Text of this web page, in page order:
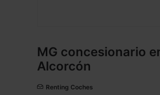
MG concesionario
Alcorcón
Renting Coches